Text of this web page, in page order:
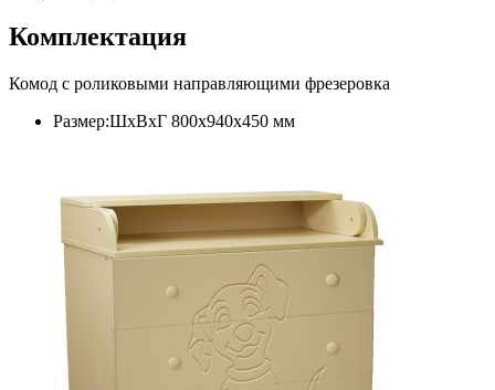
Комплектация
Комод с роликовыми направляющими фрезеровка
Размер:ШхВхГ 800х940х450 мм